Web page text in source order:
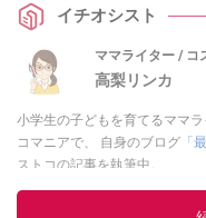
イチオシスト
ママライター / コ
高梨リンカ
小学生の子どもを育てるママ
コマニアで、 自身のブログ 「
ストコの記事を執筆中。